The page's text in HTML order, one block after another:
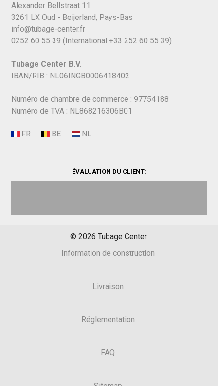
Alexander Bellstraat 11
3261 LX Oud - Beijerland, Pays-Bas
info@tubage-center.fr
0252 60 55 39 (International +33 252 60 55 39)
Tubage Center B.V.
IBAN/RIB : NL06INGB0006418402
Numéro de chambre de commerce : 97754188
Numéro de TVA : NL868216306B01
ÉVALUATION DU CLIENT:
© 2026 Tubage Center.
Information de construction
Livraison
Réglementation
FAQ